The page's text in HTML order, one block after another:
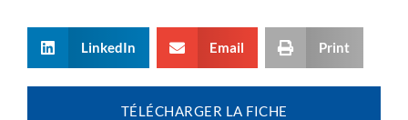
LinkedIn Email Print
TÉLÉCHARGER LA FICHE